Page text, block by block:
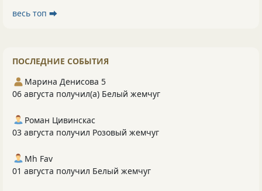
весь топ ⮕
ПОСЛЕДНИЕ СОБЫТИЯ
Марина Денисова 5
06 августа получил(а) Белый жемчуг
Роман Цивинскас
03 августа получил Розовый жемчуг
Mh Fav
01 августа получил Белый жемчуг